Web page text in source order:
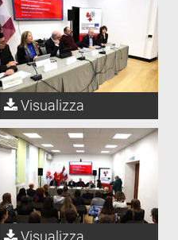
Visualizza
Visualizza